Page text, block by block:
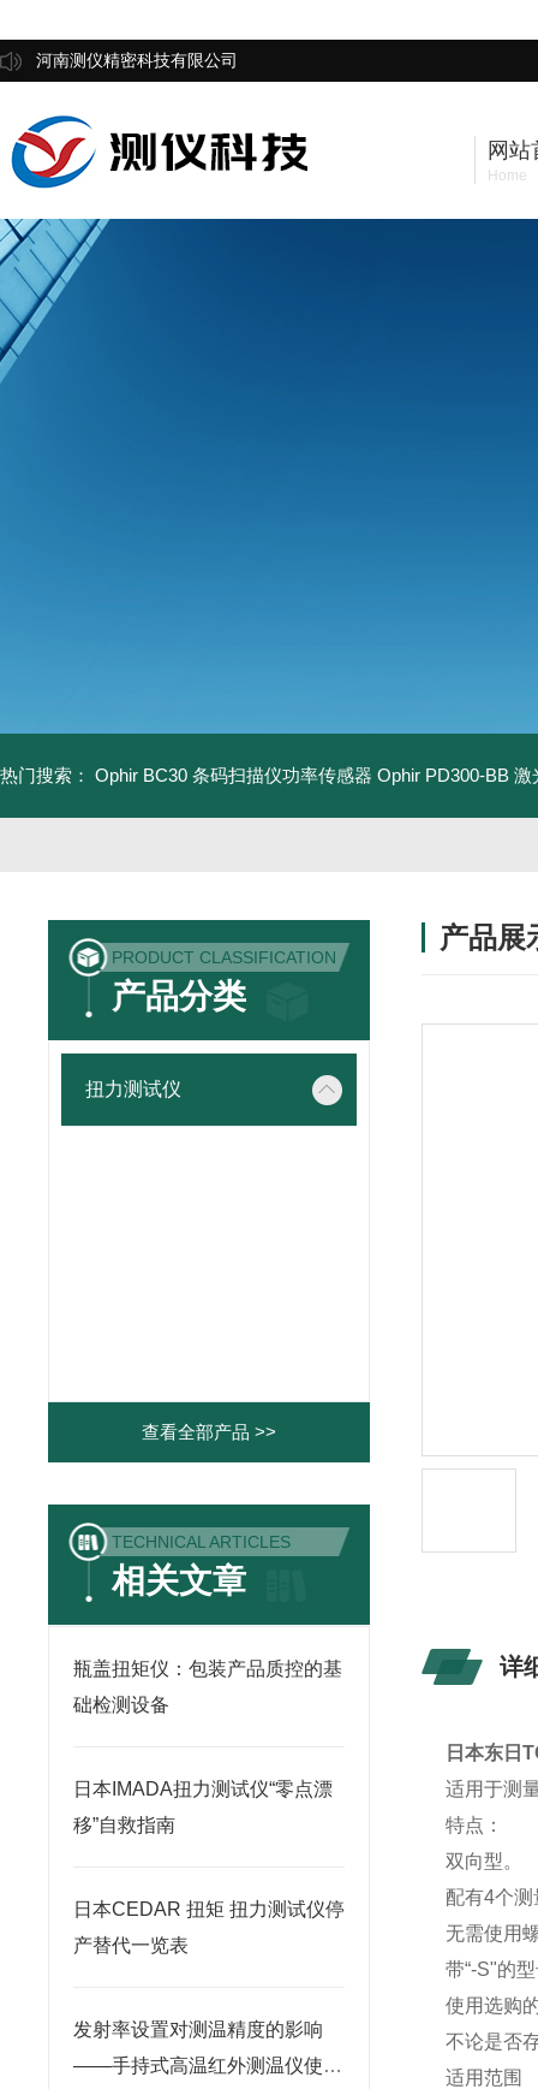
河南测仪精密科技有限公司
网站
Home
热门搜索： Ophir BC30 条码扫描仪功率传感器 Ophir PD300-BB
PRODUCT CLASSIFICATION
产品分类
扭力测试仪
查看全部产品 >>
TECHNICAL ARTICLES
相关文章
瓶盖扭矩仪：包装产品质控的基
础检测设备
日本IMADA扭力测试仪“零点漂
移”自救指南
日本CEDAR 扭矩 扭力测试仪停
产替代一览表
发射率设置对测温精度的影响
——手持式高温红外测温仪使用
产品展
详
日本东日
适用于测
特点：
双向型。
配有4个
无需使用
带“-S"的
使用选购
不论是否
适用范围